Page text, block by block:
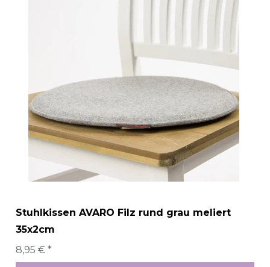
Stuhlkissen AVARO Filz rund grau meliert
35x2cm
8,95 € *